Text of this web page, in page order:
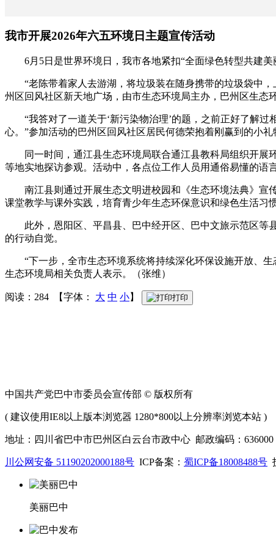
我市开展2026年六五环境日主题宣传活动
6月5日是世界环境日，我市各地紧扣“全面绿色转型共建美
“老陈带着家人去游湖，将垃圾装在随身携带的垃圾袋中，
州区回风社区新天地广场，由市生态环境局主办，巴州区生态
“我答对了一道关于‘新污染物治理’的题，之前正好了解过
心。”参加活动的巴州区回风社区居民何德荣抱着刚赢到的小礼
同一时间，通江县生态环境局联合通江县教科局组织开展
等地实地探访参观。活动中，各点位工作人员用通俗易懂的语
南江县则通过开展生态文明进校园和《生态环境法典》宣
课堂教学与课外实践，培育青少年生态环保意识和绿色生活习惯
此外，恩阳区、平昌县、巴中经开区、巴中文旅示范区等
的行动自觉。
“下一步，全市生态环境系统将持续深化环保设施开放、生
生态环境局相关负责人表示。（张维）
阅读：284 【字体： 大 中 小】 打印
中国共产党巴中市委员会宣传部 © 版权所有
( 建议使用IE8以上版本浏览器 1280*800以上分辨率浏览本站 )
地址：四川省巴中市巴州区白云台市政中心 邮政编码：636000
川公网安备 51190202000188号 ICP备案： 蜀ICP备18008488号
美丽巴中